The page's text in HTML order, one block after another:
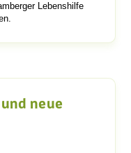
Lebenshilfe
neue